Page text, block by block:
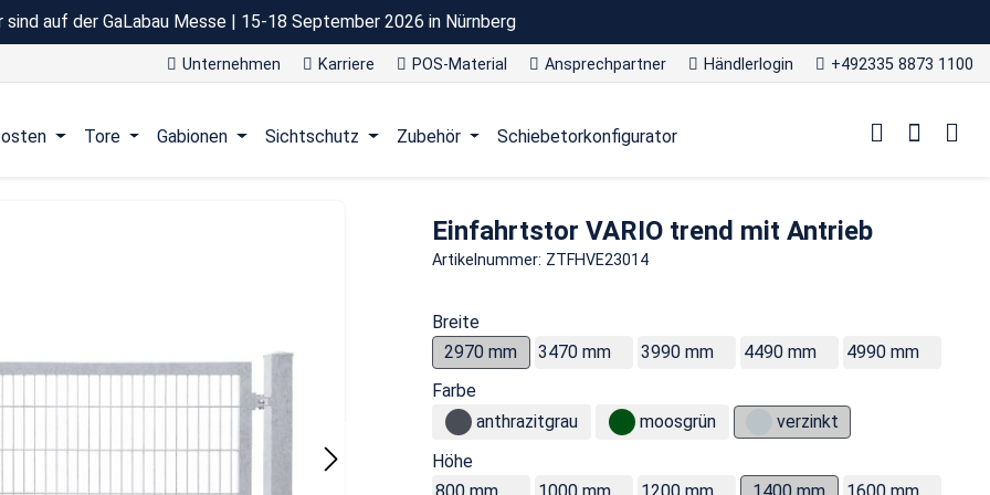
sind auf der GaLabau Messe | 15-18 September 2026 in Nürnberg
Unternehmen Karriere POS-Material Ansprechpartner Händlerlogin +492335 8873 1100
Tore Gabionen Sichtschutz Zubehör Schiebetorkonfigurator
Einfahrtstor VARIO trend mit Antrieb
Artikelnummer: ZTFHVE23014
Breite
2970 mm
3470 mm 3990 mm 4490 mm
4990 mm
Farbe
anthrazitgrau
moosgrün
verzinkt
Höhe